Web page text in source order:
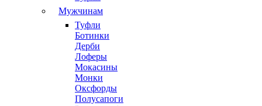
Мужчинам
Туфли
Ботинки
Дерби
Лоферы
Мокасины
Монки
Оксфорды
Полусапоги